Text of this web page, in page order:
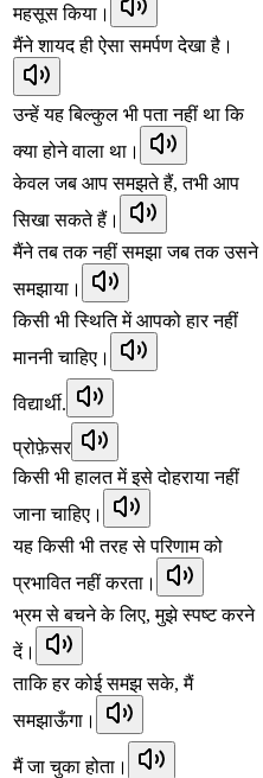
महसूस किया।
मैंने शायद ही ऐसा समर्पण देखा है।
उन्हें यह बिल्कुल भी पता नहीं था कि
क्या होने वाला था।
केवल जब आप समझते हैं, तभी आप
सिखा सकते हैं।
मैंने तब तक नहीं समझा जब तक उसने
समझाया।
किसी भी स्थिति में आपको हार नहीं
माननी चाहिए।
विद्यार्थी.
प्रोफ़ेसर
किसी भी हालत में इसे दोहराया नहीं
जाना चाहिए।
यह किसी भी तरह से परिणाम को
प्रभावित नहीं करता।
भ्रम से बचने के लिए, मुझे स्पष्ट करने
दें।
ताकि हर कोई समझ सके, मैं
समझाऊँगा।
मैं जा चुका होता।